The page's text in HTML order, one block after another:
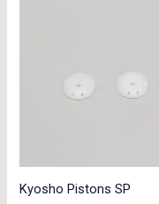
Kyosho Pistons SP